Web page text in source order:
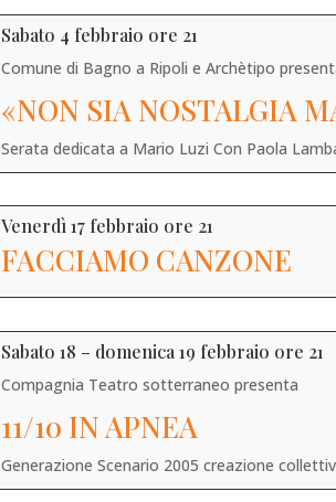
Sabato 4 febbraio ore 21
Comune di Bagno a Ripoli e Archètipo
«NON SIA NOSTALGIA
Serata dedicata a Mario Luzi Con Paola
Venerdì 17 febbraio ore 21
FACCIAMO CANZONE
Sabato 18 – domenica 19 febbraio ore 21
Compagnia Teatro sotterraneo presenta
11/10 IN APNEA
Generazione Scenario 2005 creazione